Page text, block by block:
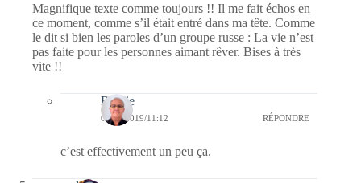
Magnifique texte comme toujours !! Il me fait échos en
ce moment, comme s’il était entré dans ma tête. Comme
le dit si bien les paroles d’un groupe russe : La vie n’est
pas faite pour les personnes aimant rêver. Bises à très
vite !!
Bernie
02/02/2019/11:12 RÉPONDRE
c’est effectivement un peu ça.